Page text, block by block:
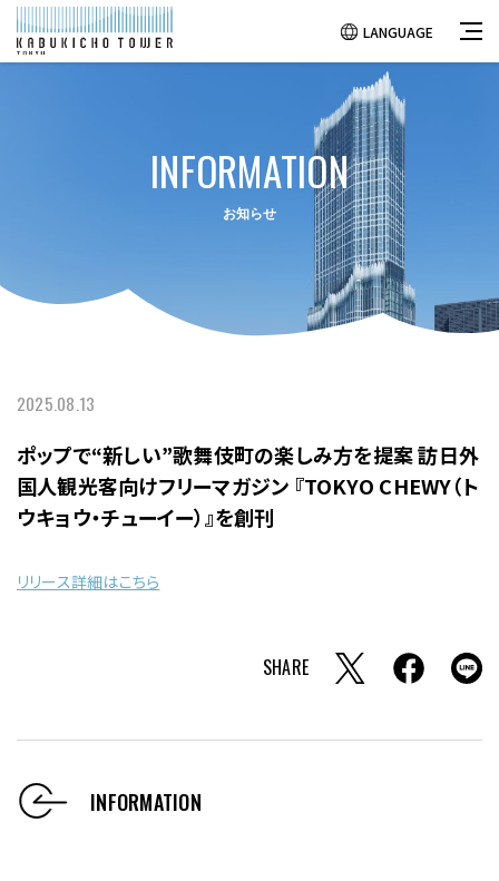
LANGUAGE
INFORMATION
お知らせ
2025.08.13
ポップで“新しい”歌舞伎町の楽しみ方を提案 訪日外
国人観光客向けフリーマガジン 『TOKYO CHEWY（ト
ウキョウ・チューイー）』を創刊
リリース詳細はこちら
SHARE
INFORMATION